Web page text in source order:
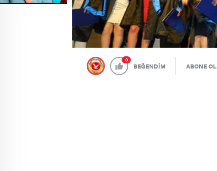
0
BEĞENDİM ABONE OL